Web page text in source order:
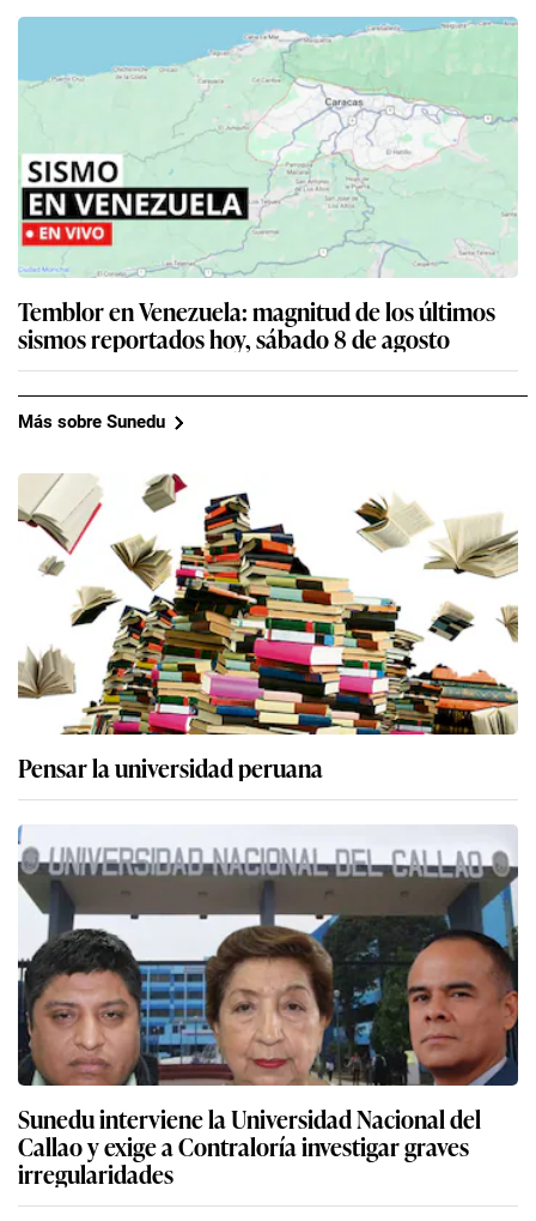
Temblor en Venezuela: magnitud de los últimos
sismos reportados hoy, sábado 8 de agosto
Más sobre Sunedu
Pensar la universidad peruana
Sunedu interviene la Universidad Nacional del
Callao y exige a Contraloría investigar graves
irregularidades